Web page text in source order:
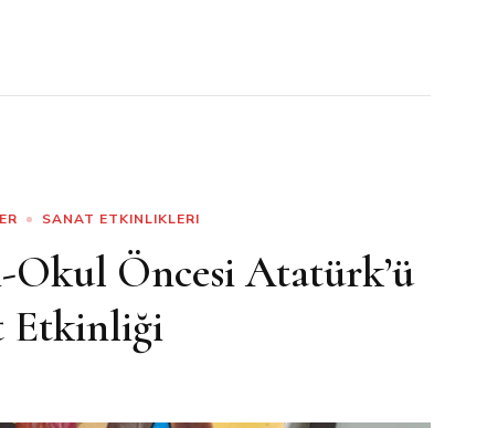
SANAT ETKINLIKLERI
Okul Öncesi Atatürk’ü
Etkinliği